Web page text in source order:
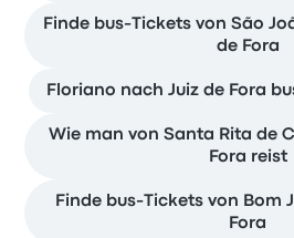
Finde bus-Tickets von São
de Fora
Floriano nach Juiz de Fora
Wie man von Santa Rita de
Fora reist
Finde bus-Tickets von Bom
Fora